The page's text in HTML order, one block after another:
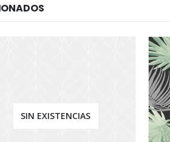
SIN